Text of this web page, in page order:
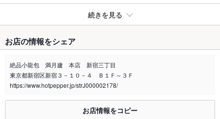
続きを見る
禁煙・喫煙 全席禁煙
喫煙専用室 なし
※2020年4月1日～受動喫煙対策に関する法律が施行されています。正しい情報はお店へお問い
お店の情報をシェア
絶品小龍包 満月廬 本店 新宿三丁目
東京都新宿区新宿３－１０－４ Ｂ１Ｆ～３Ｆ
https://www.hotpepper.jp/strJ000002178/
お店情報をコピー